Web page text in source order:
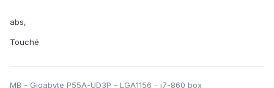
abs,
Touché
MB - Gigabyte P55A-UD3P - LGA1156 - i7-860 box